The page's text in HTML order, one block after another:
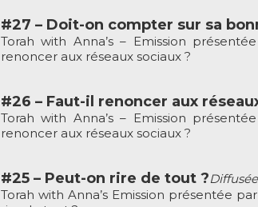
#27 – Doit-on compter sur sa
Torah with Anna’s – Emission
renoncer aux réseaux sociaux ?
#26 – Faut-il renoncer aux
Torah with Anna’s – Emission
renoncer aux réseaux sociaux ?
#25 – Peut-on rire de tout ?
Torah with Anna’s Emission présentée